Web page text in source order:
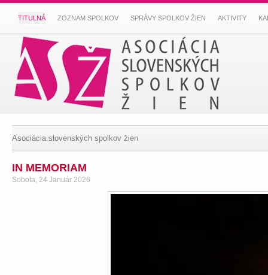
TITULNÁ ZOZNAM SPOLKOV SPRÁVY SPOLKOV ŽIEN AKTIVITY
Asociácia slovenských spolkov žien
IN MEMORIAM
Sobota, 24 Január 2026